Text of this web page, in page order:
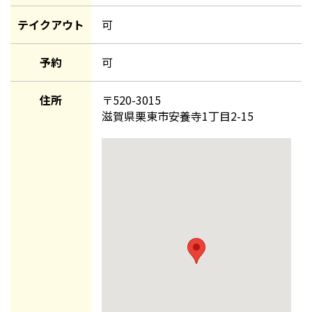
テイクアウト 可
予約 可
住所 〒520-3015
滋賀県栗東市安養寺1丁目2-15